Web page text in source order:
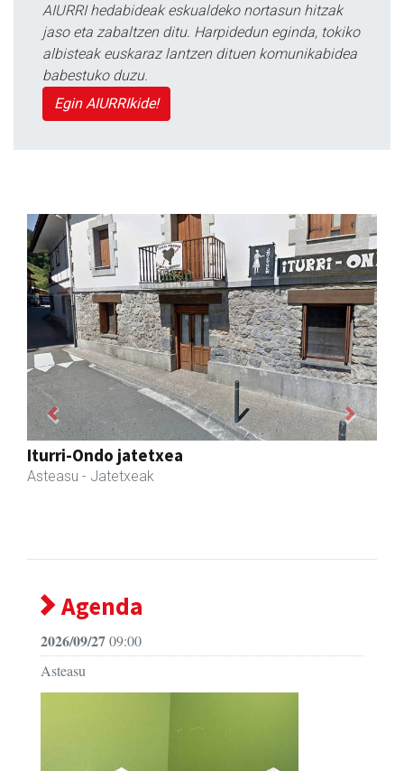
AIURRI hedabideak eskualdeko nortasun hitzak
jaso eta zabaltzen ditu. Harpidedun eginda, tokiko
albisteak euskaraz lantzen dituen komunikabidea
babestuko duzu.
Egin AIURRIkide!
Ados muntaiak
Asteasu - Muntaiak
Previous Next
Agenda
2026/09/2709:00
Asteasu